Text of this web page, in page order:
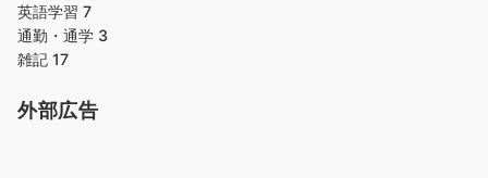
英語学習 7
通勤・通学 3
雑記 17
外部広告